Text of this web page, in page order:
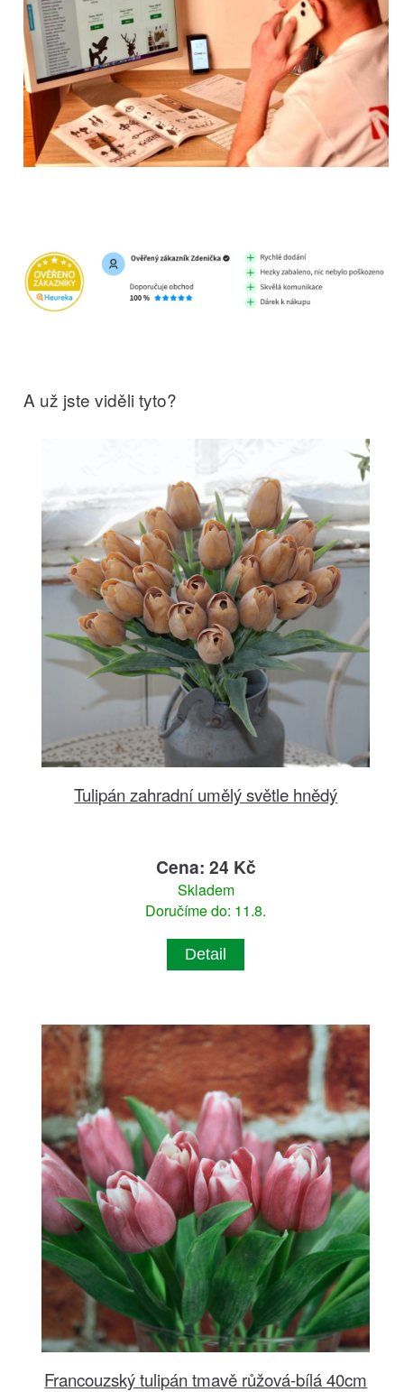
A už jste viděli tyto?
Tulipán zahradní umělý světle hnědý
Cena: 24 Kč
Skladem
Doručíme do: 11.8.
Detail
Francouzský tulipán tmavě růžová-bílá 40cm